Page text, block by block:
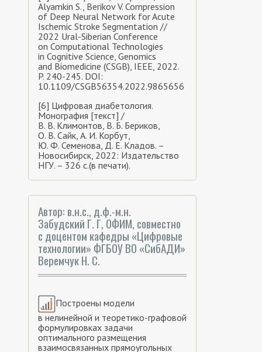
Alyamkin S., Berikov V. Compression
of Deep Neural Network for Acute
Ischemic Stroke Segmentation //
2022 Ural-Siberian Conference
on Computational Technologies
in Cognitive Science, Genomics
and Biomedicine (CSGB), IEEE, 2022.
P. 240-245. DOI:
10.1109/CSGB56354.2022.9865656
[6] Цифровая диабетология.
Монография [текст] /
В. В. Климонтов, В. Б. Бериков,
О. В. Сайк, А. И. Корбут,
Ю. Ф. Семенова, Д. Е. Кладов. –
Новосибирск, 2022: Издательство
НГУ. – 326 с.(в печати).
Автор: в.н.с., д.ф.-м.н.
Забудский Г. Г, ОФИМ, совместно
с доцентом кафедры «Цифровые
технологии» ФГБОУ ВО «СибАДИ»
Веремчук Н. С.
Построены модели
в нелинейной и теоретико-графовой
формулировках задачи
оптимального размещения
взаимосвязанных прямоугольных